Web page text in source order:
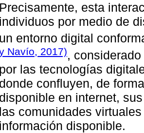
Precisamente, esta
individuos por medio de
un entorno digital
Navío, 2017),
por las tecnologías
donde confluyen, de
disponible en internet,
las comunidades
información disponible.